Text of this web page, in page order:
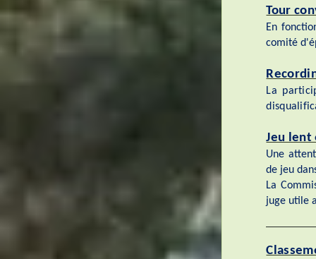
Tour
En
comité
La
Jeu
Une
de jeu
La
juge utile